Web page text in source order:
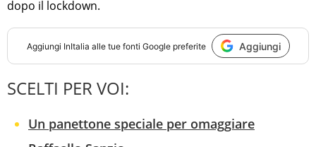
dopo il lockdown.
Aggiungi InItalia alle tue fonti Google preferite Aggiungi
SCELTI PER VOI:
Un panettone speciale per omaggiare